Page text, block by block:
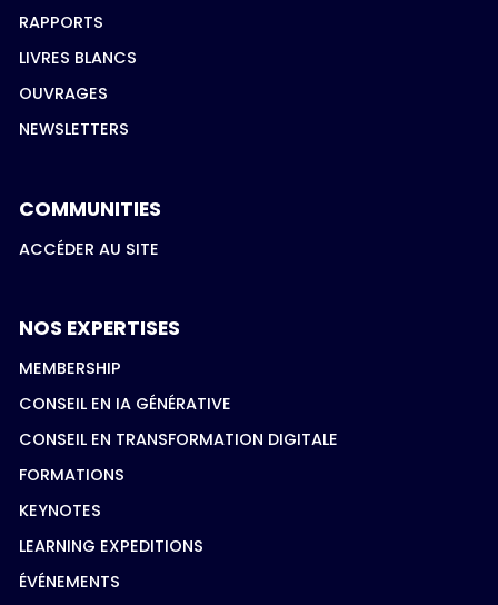
RAPPORTS
LIVRES BLANCS
OUVRAGES
NEWSLETTERS
COMMUNITIES
ACCÉDER AU SITE
NOS EXPERTISES
MEMBERSHIP
CONSEIL EN IA GÉNÉRATIVE
CONSEIL EN TRANSFORMATION DIGITALE
FORMATIONS
KEYNOTES
LEARNING EXPEDITIONS
ÉVÉNEMENTS